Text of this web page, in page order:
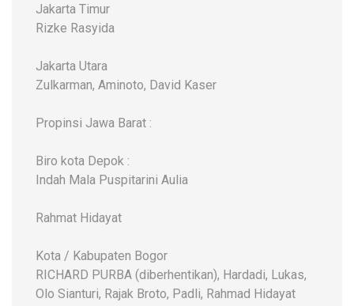
Jakarta Timur
Rizke Rasyida
Jakarta Utara
Zulkarman, Aminoto, David Kaser
Propinsi Jawa Barat :
Biro kota Depok :
Indah Mala Puspitarini Aulia
Rahmat Hidayat
Kota / Kabupaten Bogor
RICHARD PURBA (diberhentikan), Hardadi, Lukas,
Olo Sianturi, Rajak Broto, Padli, Rahmad Hidayat